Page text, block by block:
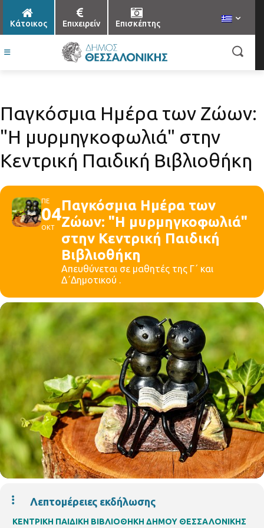
Κάτοικος Επιχειρείν Επισκέπτης
Παγκόσμια Ημέρα των Ζώων:
"Η μυρμηγκοφωλιά" στην
Κεντρική Παιδική Βιβλιοθήκη
ΠΕ
04
ΟΚΤ
Παγκόσμια Ημέρα των
Ζώων: "Η μυρμηγκοφωλιά"
στην Κεντρική Παιδική
Βιβλιοθήκη
Aπευθύνεται σε μαθητές της Γ΄ και
Δ΄Δημοτικού .
Λεπτομέρειες εκδήλωσης
ΚΕΝΤΡΙΚΗ ΠΑΙΔΙΚΗ ΒΙΒΛΙΟΘΗΚΗ ΔΗΜΟΥ ΘΕΣΣΑΛΟΝΙΚΗΣ